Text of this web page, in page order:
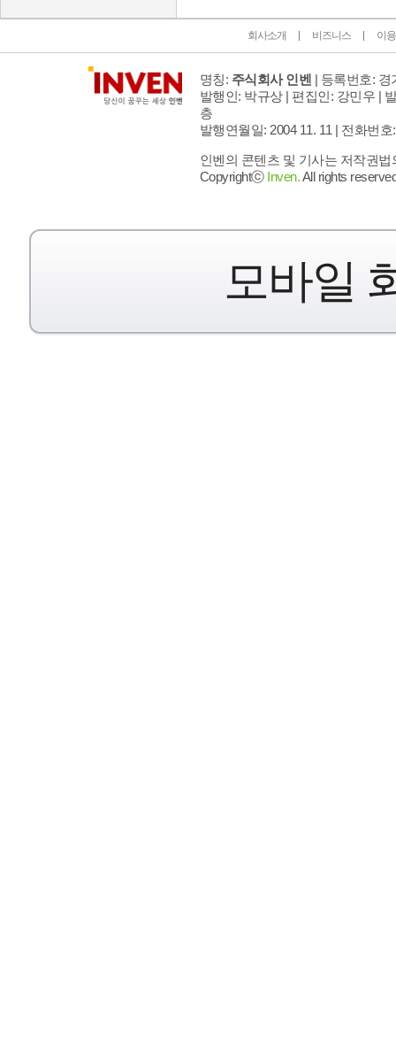
회사소개 비즈니스 이
명칭: 주식회사 인벤 | 등록번호: 경
발행인: 박규상 | 편집인: 강민우 |
층
발행연월일: 2004 11. 11 | 전화번호
인벤의 콘텐츠 및 기사는 저작권
Copyrightⓒ Inven.All rights
모바일